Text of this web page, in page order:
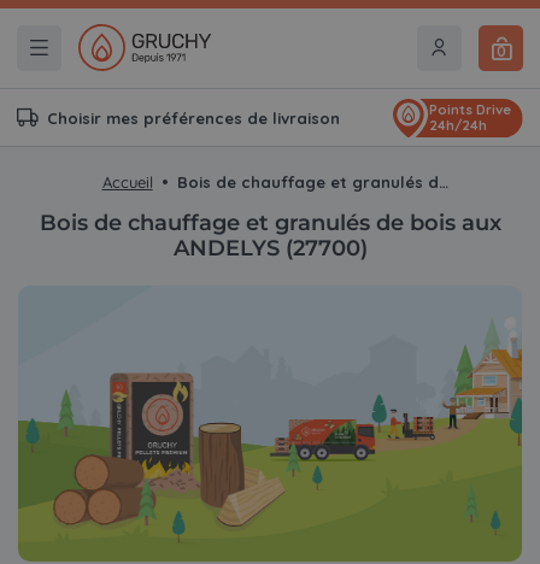
0
Choisir mes préférences de livraison
Points Drive
24h/24h
Accueil Bois de chauffage et granulés de bois aux ANDELYS (27700)
Bois de chauffage et granulés de bois aux
ANDELYS (27700)